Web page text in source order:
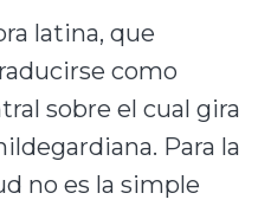
latina, que
como
sobre el cual gira
Para la
no es la simple